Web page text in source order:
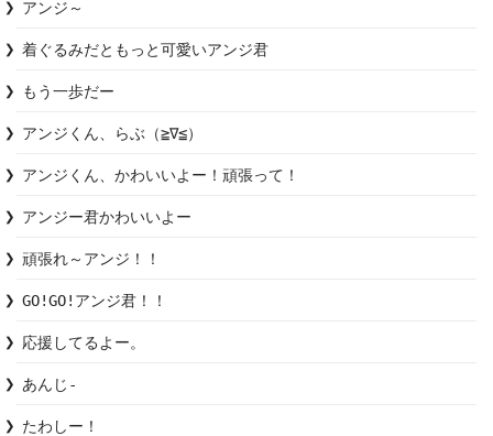
アンジ～
着ぐるみだともっと可愛いアンジ君
もう一歩だー
アンジくん、らぶ（≧∇≦）
アンジくん、かわいいよー！頑張って！
アンジー君かわいいよー
頑張れ～アンジ！！
GO!GO!アンジ君！！
応援してるよー。
あんじ-
たわしー！